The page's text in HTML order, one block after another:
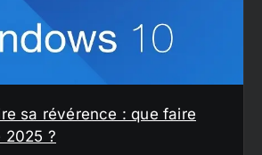
sa révérence : que faire
2025 ?